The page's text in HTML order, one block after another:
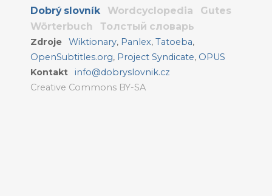
Dobrý slovník Wordcyclopedia
Gutes
Wörterbuch
Толстый словарь
Zdroje Wiktionary, Panlex,Tatoeba,
OpenSubtitles.org, Project Syndicate, OPUS
Kontakt
info@dobryslovnik.cz
Creative Commons BY-SA